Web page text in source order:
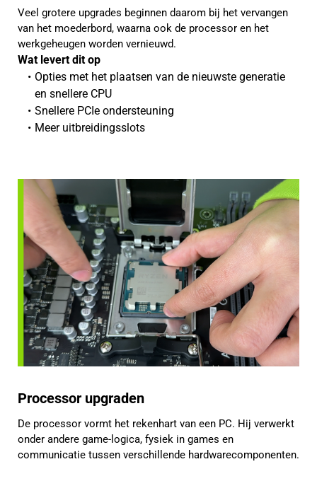
Veel grotere upgrades beginnen daarom bij het vervangen
van het moederbord, waarna ook de processor en het
werkgeheugen worden vernieuwd.
Wat levert dit op
Opties met het plaatsen van de nieuwste generatie
en snellere CPU
Snellere PCIe ondersteuning
Meer uitbreidingsslots
Processor upgraden
De processor vormt het rekenhart van een PC. Hij verwerkt
onder andere game-logica, fysiek in games en
communicatie tussen verschillende hardwarecomponenten.